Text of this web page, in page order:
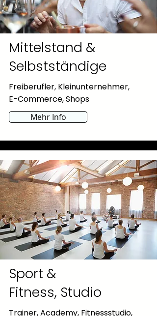
Mittelstand &
Selbstständige
Freiberufler, Kleinunternehmer,
E-Commerce, Shops
Mehr Info
Sport &
Fitness, Studio
Trainer, Academy, Fitnessstudio,